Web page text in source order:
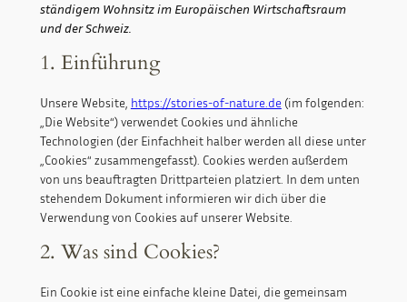
ständigem Wohnsitz im Europäischen Wirtschaftsraum
und der Schweiz.
1. Einführung
Unsere Website, https://stories-of-nature.de(im folgenden:
„Die Website“) verwendet Cookies und ähnliche
Technologien (der Einfachheit halber werden all diese unter
„Cookies“ zusammengefasst). Cookies werden außerdem
von uns beauftragten Drittparteien platziert. In dem unten
stehendem Dokument informieren wir dich über die
Verwendung von Cookies auf unserer Website.
2. Was sind Cookies?
Ein Cookie ist eine einfache kleine Datei, die gemeinsam